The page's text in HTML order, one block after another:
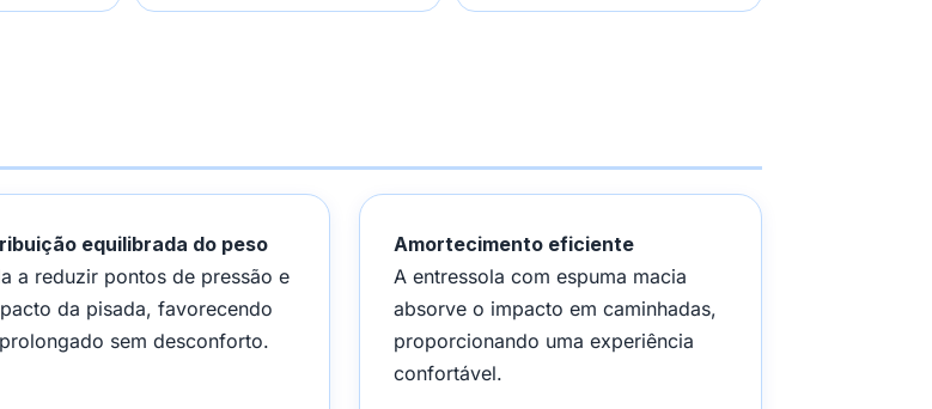
equilibrada do peso
a reduzir pontos de pressão e
da pisada, favorecendo
sem desconforto.
Amortecimento eficiente
A entressola com espuma macia
absorve o impacto em caminhadas,
proporcionando uma experiência
confortável.